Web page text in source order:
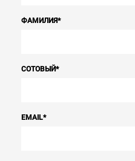
ФАМИЛИЯ*
СОТОВЫЙ*
EMAIL*